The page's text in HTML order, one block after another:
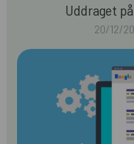
Uddraget
20/12/